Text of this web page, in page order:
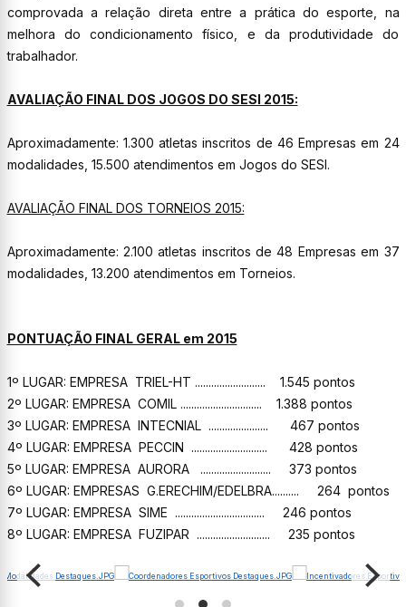
comprovada a relação direta entre a prática do esporte, na
melhora do condicionamento físico, e da produtividade do
trabalhador.
AVALIAÇÃO FINAL DOS JOGOS DO SESI 2015:
Aproximadamente: 1.300 atletas inscritos de 46 Empresas em 24
modalidades, 15.500 atendimentos em Jogos do SESI.
AVALIAÇÃO FINAL DOS TORNEIOS 2015:
Aproximadamente: 2.100 atletas inscritos de 48 Empresas em 37
modalidades, 13.200 atendimentos em Torneios.
PONTUAÇÃO FINAL GERAL em 2015
1º LUGAR: EMPRESA TRIEL-HT .......................... 1.545 pontos
2º LUGAR: EMPRESA COMIL .............................. 1.388 pontos
3º LUGAR: EMPRESA INTECNIAL ...................... 467 pontos
4º LUGAR: EMPRESA PECCIN ............................ 428 pontos
5º LUGAR: EMPRESA AURORA .......................... 373 pontos
6º LUGAR: EMPRESAS G.ERECHIM/EDELBRA.......... 264 pontos
7º LUGAR: EMPRESA SIME ................................. 246 pontos
8º LUGAR: EMPRESA FUZIPAR ........................... 235 pontos